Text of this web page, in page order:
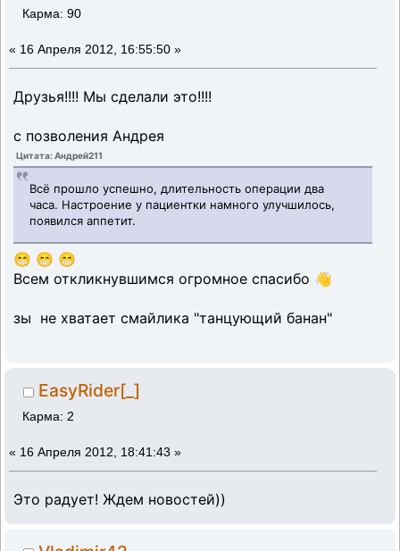
Карма: 90
« 16 Апреля 2012, 16:55:50 »
Друзья!!!! Мы сделали это!!!!
с позволения Андрея
Цитата: Андрей211
Всё прошло успешно, длительность операции два
часа. Настроение у пациентки намного улучшилось,
появился аппетит.
😁 😁 😁
Всем откликнувшимся огромное спасибо 👋
зы не хватает смайлика "танцующий банан"
EasyRider[_]
Карма: 2
« 16 Апреля 2012, 18:41:43 »
Это радует! Ждем новостей))